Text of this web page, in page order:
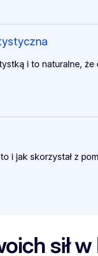
i to naturalne,
i jak skorzystał z
sił w